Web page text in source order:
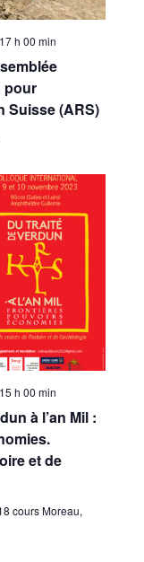
pour
Suisse (ARS)
17 h 00 min
à l’an Mil :
et de
15 h 00 min
cours Moreau,